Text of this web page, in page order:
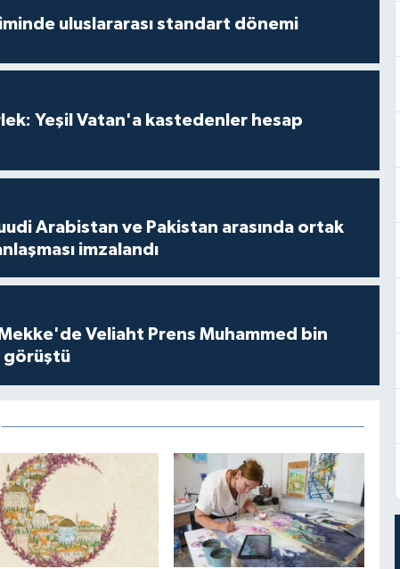
uluslararası standart dönemi
Yeşil Vatan'a kastedenler hesap
Arabistan ve Pakistan arasında ortak
imzalandı
Veliaht Prens Muhammed bin
görüştü